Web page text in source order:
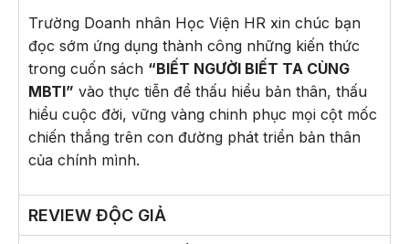
Trường Doanh nhân Học Viện HR xin chúc bạn
đọc sớm ứng dụng thành công những kiến thức
trong cuốn sách “BIẾT NGƯỜI BIẾT TA CÙNG
MBTI” vào thực tiễn để thấu hiểu bản thân, thấu
hiểu cuộc đời, vững vàng chinh phục mọi cột mốc
chiến thắng trên con đường phát triển bản thân
của chính mình.
REVIEW ĐỘC GIẢ